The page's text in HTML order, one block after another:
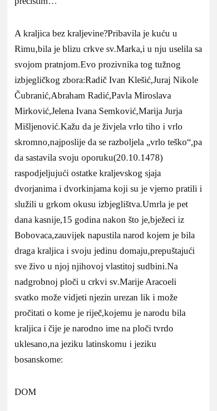
A kraljica bez kraljevine?Pribavila je kuću u
Rimu,bila je blizu crkve sv.Marka,i u nju uselila sa
svojom pratnjom.Evo prozivnika tog tužnog
izbjegličkog zbora:Radič Ivan Klešić,Juraj Nikole
Čubranić,Abraham Radić,Pavla Miroslava
Mirković,Jelena Ivana Semković,Marija Jurja
Mišljenović.Kažu da je živjela vrlo tiho i vrlo
skromno,najposlije da se razboljela „vrlo teško“,pa
da sastavila svoju oporuku(20.10.1478)
raspodjeljujući ostatke kraljevskog sjaja
dvorjanima i dvorkinjama koji su je vjerno pratili i
služili u grkom okusu izbjeglištva.Umrla je pet
dana kasnije,15 godina nakon što je,bježeci iz
Bobovaca,zauvijek napustila narod kojem je bila
draga kraljica i svoju jedinu domaju,prepuštajući
sve živo u njoj njihovoj vlastitoj sudbini.Na
nadgrobnoj ploči u crkvi sv.Marije Aracoeli
svatko može vidjeti njezin urezan lik i može
pročitati o kome je riječ,kojemu je narodu bila
kraljica i čije je narodno ime na ploči tvrdo
uklesano,na jeziku latinskomu i jeziku
bosanskome:
DOM